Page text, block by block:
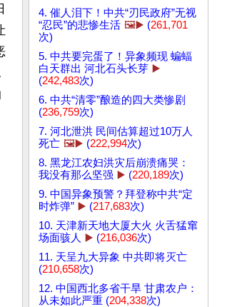
4. 催人泪下！中共“刃民政府”无视
“忍民”的悲惨生活 🖼️▶️ (261,701
次)
5. 中共要完蛋了！异象频现 蝙蝠
白天群出 河北石头长芽 ▶️
(242,483次)
6. 中共“清零”酿造的四大类惨剧
(236,759次)
7. 河北泄洪 民间估算超过10万人
死亡 🖼️▶️ (222,994次)
8. 黑龙江农妇洪灾后崩溃痛哭：
我没有那么坚强 ▶️ (220,189次)
9. 中国异象预警？拜登称中共“定
时炸弹” ▶️ (217,683次)
10. 天津新天地大厦大火 火舌猛窜
场面骇人 ▶️ (216,036次)
11. 天呈九大异象 中共即将灭亡
(210,658次)
12. 中国西北多省干旱 甘肃农户：
从未如此严重 (204,338次)